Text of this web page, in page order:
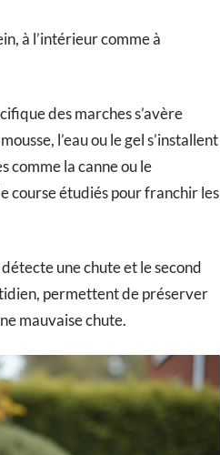
à l’intérieur comme à
des marches s’avère
l’eau ou le gel s’installent
comme la canne ou le
course étudiés pour franchir les
une chute et le second
permettent de préserver
mauvaise chute.